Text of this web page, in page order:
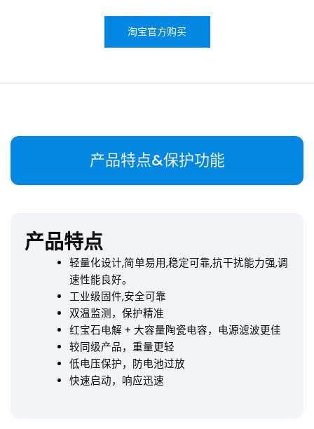
淘宝官方购买
产品特点&保护功能
产品特点
轻量化设计,简单易用,稳定可靠,抗干扰能力强,调
速性能良好。
工业级固件,安全可靠
双温监测，保护精准
红宝石电解 + 大容量陶瓷电容，电源滤波更佳
较同级产品，重量更轻
低电压保护，防电池过放
快速启动，响应迅速